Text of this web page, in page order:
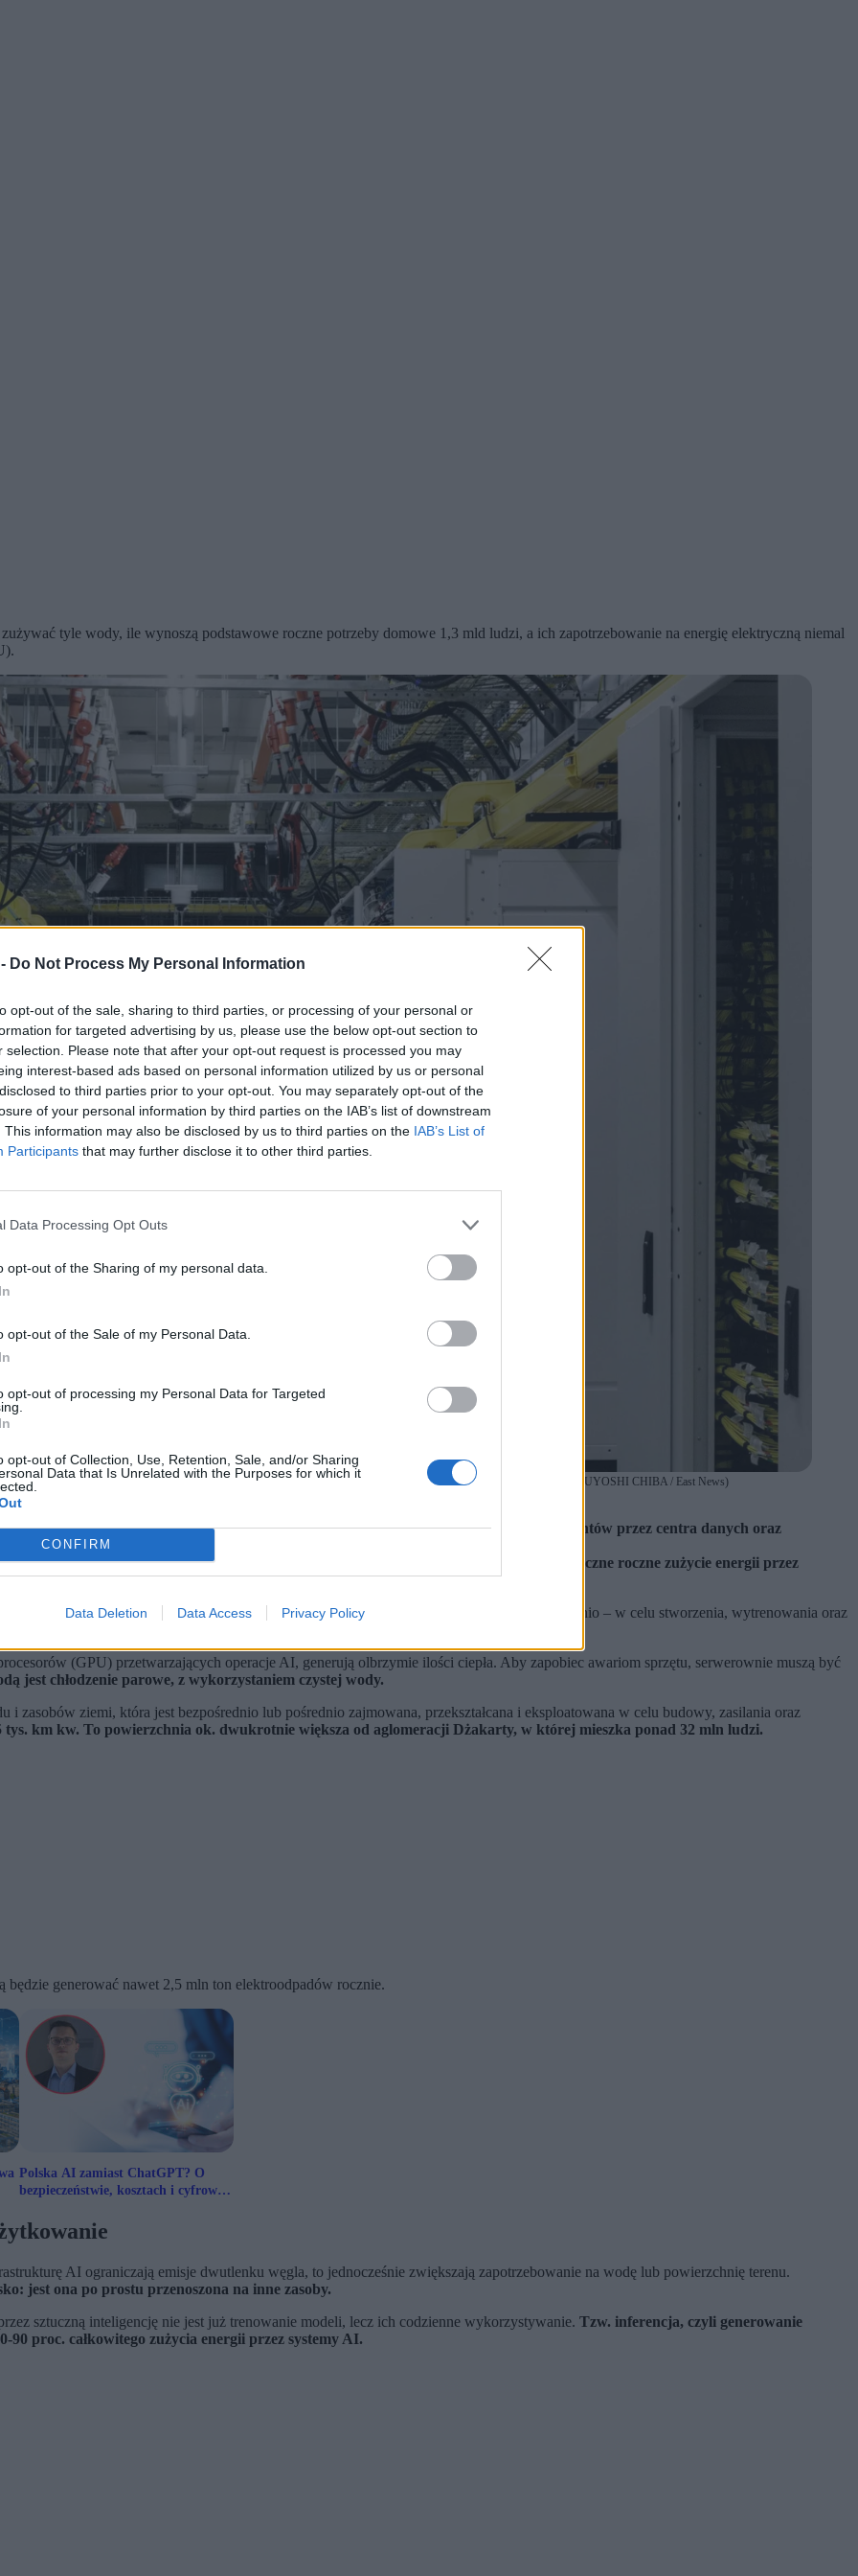
Do Not Process My Personal Information
opt-out of the sale, sharing to third parties, or processing of your personal or
for targeted advertising by us, please use the below opt-out section to
selection. Please note that after your opt-out request is processed you may
interest-based ads based on personal information utilized by us or personal
to third parties prior to your opt-out. You may separately opt-out of the
of your personal information by third parties on the IAB’s list of downstream
This information may also be disclosed by us to third parties on the IAB’s List of
Participants that may further disclose it to other third parties.
Data Processing Opt Outs
opt-out of the Sharing of my personal data.
opt-out of the Sale of my Personal Data.
opt-out of processing my Personal Data for Targeted
opt-out of Collection, Use, Retention, Sale, and/or Sharing
Data that Is Unrelated with the Purposes for which it
CONFIRM
Data Deletion Data Access Privacy Policy
tyle wody, ile wynoszą podstawowe roczne potrzeby domowe 1,3 mld ludzi, a ich zapotrzebowanie na energię elektryczną niemal
w obiegu zamkniętym wewnątrz działającego centrum danych Microsoftu w Karawang w prowincji Jawa Zachodnia. (fot. YASUYOSHI CHIBA / East News)
inteligencji jest obecnie błędnie mierzony.
cieplarnianych, ponieważ w takim podejściu pomija się zużycie wody i zajmowanie gruntów przez centra danych oraz
945 terawatogodzin energii elektrycznej rocznie. To niemal trzykrotnie więcej niż łączne roczne zużycie energii przez
litrów.To całkowita ilość wody, która jest zużywana – zarówno bezpośrednio, jak i pośrednio – w celu stworzenia, wytrenowania oraz
(GPU) przetwarzających operacje AI, generują olbrzymie ilości ciepła. Aby zapobiec awariom sprzętu, serwerownie muszą być
jest chłodzenie parowe, z wykorzystaniem czystej wody.
zasobów ziemi, która jest bezpośrednio lub pośrednio zajmowana, przekształcana i eksploatowana w celu budowy, zasilania oraz
tys. km kw. To powierzchnia ok. dwukrotnie większa od aglomeracji Dżakarty, w której mieszka ponad 32 mln ludzi.
generować nawet 2,5 mln ton elektroodpadów rocznie.
Polska AI zamiast ChatGPT? O
bezpieczeństwie, kosztach i cyfrowej
AI ograniczają emisje dwutlenku węgla, to jednocześnie zwiększają zapotrzebowanie na wodę lub powierzchnię terenu.
jest ona po prostu przenoszona na inne zasoby.
sztuczną inteligencję nie jest już trenowanie modeli, lecz ich codzienne wykorzystywanie. Tzw. inferencja, czyli generowanie
proc. całkowitego zużycia energii przez systemy AI.